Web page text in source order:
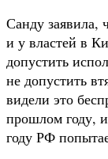
Санду заявила,
и у властей в
допустить
не допустить
видели это
прошлом году,
году РФ